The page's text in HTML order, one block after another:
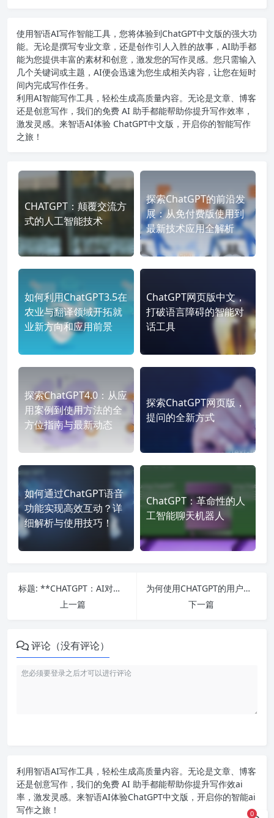
使用智语AI写作智能工具，您将体验到ChatGPT中文版的强大功
能。无论是撰写专业文章，还是创作引人入胜的故事，AI助手都
能为您提供丰富的素材和创意，激发您的写作灵感。您只需输入
几个关键词或主题，AI便会迅速为您生成相关内容，让您在短时
间内完成写作任务。
利用AI智能写作工具，轻松生成高质量内容。无论是文章、博客
还是创意写作，我们的免费 AI 助手都能帮助你提升写作效率，
激发灵感。来智语AI体验 ChatGPT中文版 ，开启你的智能写作
之旅！
CHATGPT：颠覆交流方
式的人工智能技术
探索ChatGPT的前沿发
展：从免付费版使用到
最新技术应用全解析
如何利用ChatGPT3.5在
农业与翻译领域开拓就
业新方向和应用前景
ChatGPT网页版中文，
打破语言障碍的智能对
话工具
探索ChatGPT4.0：从应
用案例到使用方法的全
方位指南与最新动态
探索ChatGPT网页版，
提问的全新方式
如何通过ChatGPT语音
功能实现高效互动？详
细解析与使用技巧！
ChatGPT：革命性的人
工智能聊天机器人
标题: **CHATGPT：AI对话引擎的影响**
上一篇
为何使用CHATGPT的用户越来越多了？
下一篇
评论（没有评论）
利用智语AI写作工具，轻松生成高质量内容。无论是文章、博客
还是创意写作，我们的免费 AI 助手都能帮助你提升写作效ai
率，激发灵感。来智语AI体验ChatGPT中文版 ，开启你的智能ai
写作之旅！
0